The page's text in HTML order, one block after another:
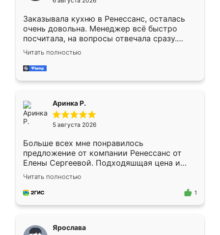
мебели буду заказывать только здесь.
Заказывала кухню в Ренессанс, осталась
очень довольна. Менеджер всё быстро
посчитала, на вопросы отвечала сразу.
Замерщик приехал в субботу, подошёл к
делу со всей ответственностью. Собрали
за день, ребята работали аккуратно, даже
Читать полностью
Аринка Р.
5 августа 2026
Больше всех мне понравилось
предложение от компании Ренессанс от
Елены Сергеевой. Подходяшщая цена и
короткие сроки изготовления. Приехавший
для замера сотрудник Владислав
предложил по моему эскизу самый
Читать полностью
1
Ярослава